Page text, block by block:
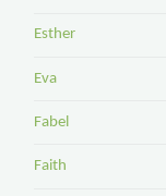
Esther
Eva
Fabel
Faith